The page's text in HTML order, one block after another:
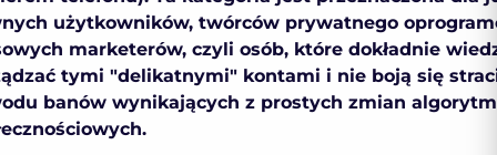
użytkowników, twórców prywatnego
marketerów, czyli osób, które dokładnie
tymi "delikatnymi" kontami i nie boją się
banów wynikających z prostych zmian